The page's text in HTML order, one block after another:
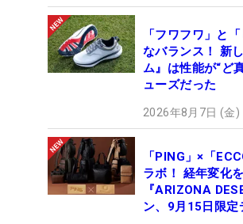
「フワフワ」と
なバランス！ 新
ム』は性能が“ど
ューズだった
2026年8月7日 (金)
「PING」×「
ラボ！ 経年変化
『ARIZONA
ン、9月15日限定